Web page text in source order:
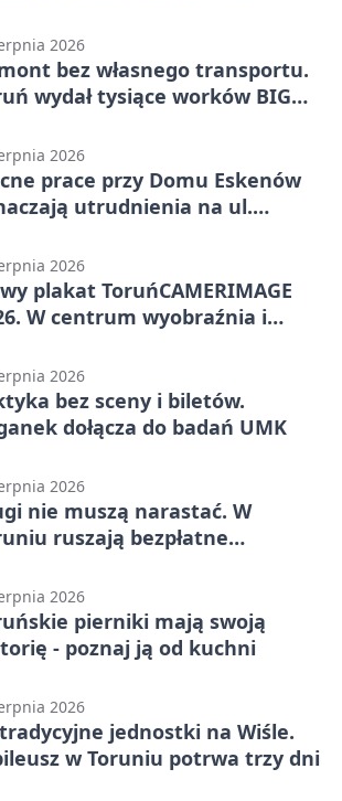
2026
bez własnego transportu.
wydał tysiące worków BIG
2026
prace przy Domu Eskenów
utrudnienia na ul.
2026
plakat ToruńCAMERIMAGE
W centrum wyobraźnia i
2026
bez sceny i biletów.
dołącza do badań UMK
2026
nie muszą narastać. W
ruszają bezpłatne
2026
pierniki mają swoją
- poznaj ją od kuchni
2026
jednostki na Wiśle.
w Toruniu potrwa trzy dni